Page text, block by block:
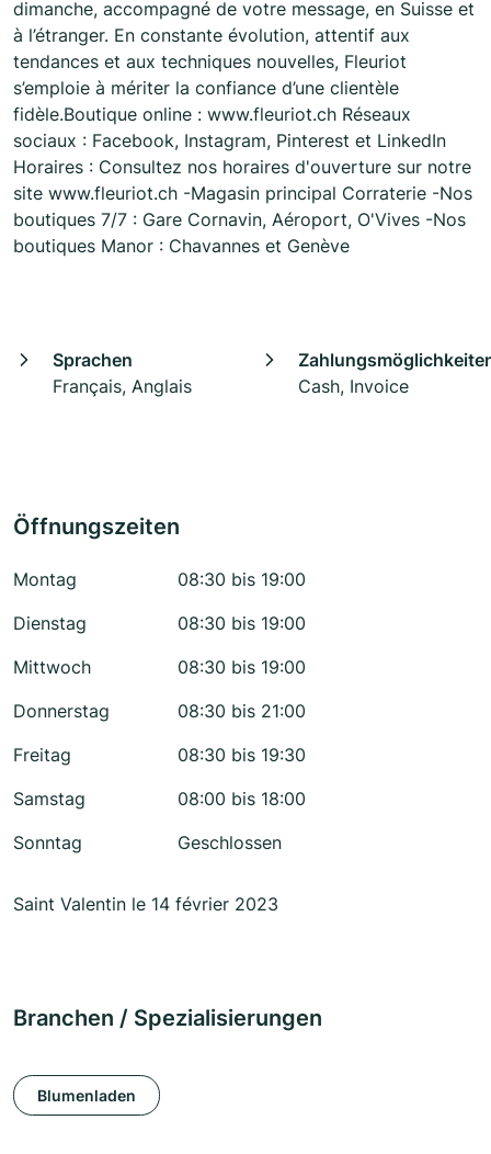
dimanche, accompagné de votre message, en Suisse et
à l’étranger. En constante évolution, attentif aux
tendances et aux techniques nouvelles, Fleuriot
s’emploie à mériter la confiance d’une clientèle
fidèle.Boutique online : www.fleuriot.ch Réseaux
sociaux : Facebook, Instagram, Pinterest et LinkedIn
Horaires : Consultez nos horaires d'ouverture sur notre
site www.fleuriot.ch -Magasin principal Corraterie -Nos
boutiques 7/7 : Gare Cornavin, Aéroport, O'Vives -Nos
boutiques Manor : Chavannes et Genève
Sprachen
Français, Anglais
Cash, Invoice
Öffnungszeiten
Montag
08:30 bis 19:00
Dienstag
08:30 bis 19:00
Mittwoch
08:30 bis 19:00
Donnerstag
08:30 bis 21:00
Freitag
08:30 bis 19:30
Samstag
08:00 bis 18:00
Sonntag
Geschlossen
Saint Valentin le 14 février 2023
Branchen / Spezialisierungen
Blumenladen